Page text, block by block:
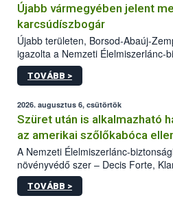
Újabb vármegyében jelent
karcsúdíszbogár
Újabb területen, Borsod-Abaúj-
igazolta a Nemzeti Élelmiszerlánc-
kőrisrontó karcsúdíszbogár (Agrilus
kártevőt nem csak színcsapdában
az intenzív felderítést, emellett az
hatósággal is összehangolják a
TOVÁBB >
2026. augusztus 6, csütörtök
Szüret után is alkalmazható
az amerikai szőlőkabóca
A Nemzeti Élelmiszerlánc-
növényvédő szer – Decis Forte,
engedélyokiratát módosította, így
egészen a vesszőérettség (BBCH
TOVÁBB >